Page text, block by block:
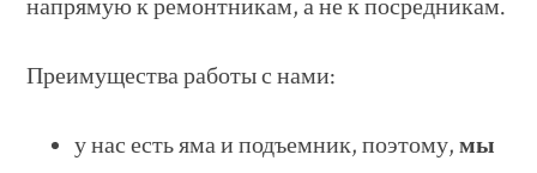
напрямую к ремонтникам, а не к посредникам.
Преимущества работы с нами:
у нас есть яма и подъемник, поэтому,мы